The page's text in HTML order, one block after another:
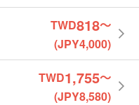
TWD818〜
(JPY4,000)
TWD1,755〜
(JPY8,580)